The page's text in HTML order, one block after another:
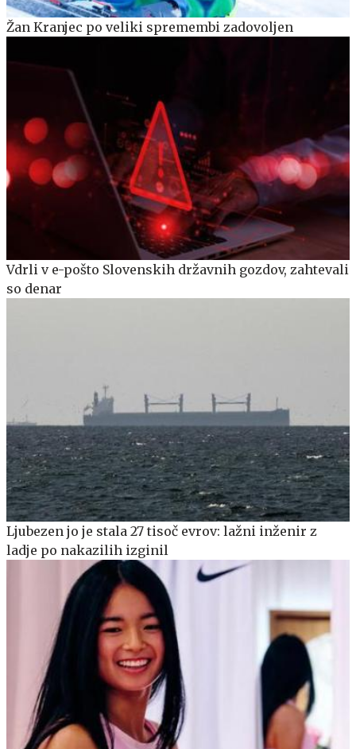
Žan Kranjec po veliki spremembi zadovoljen
Vdrli v e-pošto Slovenskih državnih gozdov, zahtevali
so denar
Ljubezen jo je stala 27 tisoč evrov: lažni inženir z
ladje po nakazilih izginil